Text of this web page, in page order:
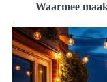
Waarmee